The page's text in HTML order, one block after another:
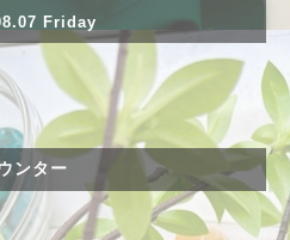
Friday
ンター